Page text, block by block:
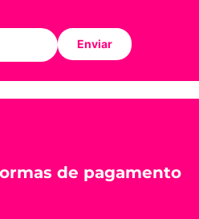
Enviar
de pagamento